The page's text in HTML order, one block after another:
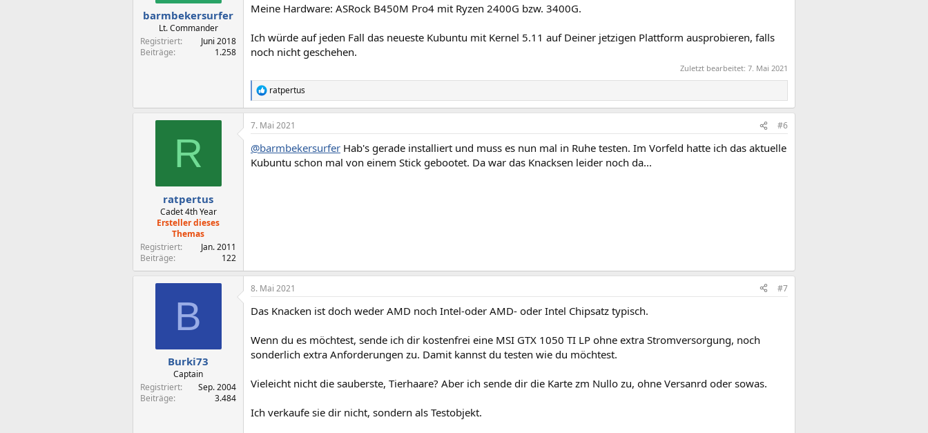
barmbekersurfer
Lt. Commander
Registriert
Juni 2018
Beiträge
1.258
Meine Hardware: ASRock B450M Pro4 mit Ryzen 2400G bzw. 3400G.
Ich würde auf jeden Fall das neueste Kubuntu mit Kernel 5.11 auf Deiner jetzigen Plattform ausprobieren, falls
noch nicht geschehen.
Zuletzt bearbeitet: 7. Mai 2021
R
e
a
k
i
o
ratpertus
R
ratpertus
Cadet 4th Year
Ersteller dieses
Themas
Registriert
Jan. 2011
Beiträge
122
7. Mai 2021 #6
@barmbekersurfer Hab's gerade installiert und muss es nun mal in Ruhe testen. Im Vorfeld hatte ich das aktuelle
Kubuntu schon mal von einem Stick gebootet. Da war das Knacksen leider noch da...
B
Burki73
Captain
Registriert
Sep. 2004
Beiträge
3.484
8. Mai 2021 #7
Das Knacken ist doch weder AMD noch Intel-oder AMD- oder Intel Chipsatz typisch.
Wenn du es möchtest, sende ich dir kostenfrei eine MSI GTX 1050 TI LP ohne extra Stromversorgung, noch
sonderlich extra Anforderungen zu. Damit kannst du testen wie du möchtest.
Vieleicht nicht die sauberste, Tierhaare? Aber ich sende dir die Karte zm Nullo zu, ohne Versanrd oder sowas.
Ich verkaufe sie dir nicht, sondern als Testobjekt.